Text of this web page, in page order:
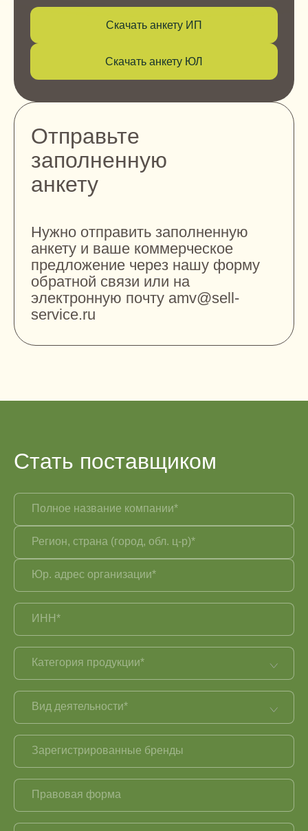
Скачать анкету ИП
Скачать анкету ЮЛ
Отправьте
заполненную
анкету
Нужно отправить заполненную
анкету и ваше коммерческое
предложение через нашу форму
обратной связи или на
электронную почту amv@sell-
service.ru
Стать поставщиком
Полное название компании*
Регион, страна (город, обл. ц-р)*
Юр. адрес организации*
ИНН*
Категория продукции*
Вид деятельности*
Зарегистрированные бренды
Правовая форма